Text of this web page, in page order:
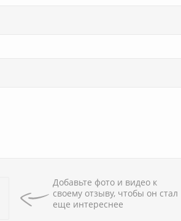
Добавьте фото и видео к
своему отзыву, чтобы он стал
еще интереснее